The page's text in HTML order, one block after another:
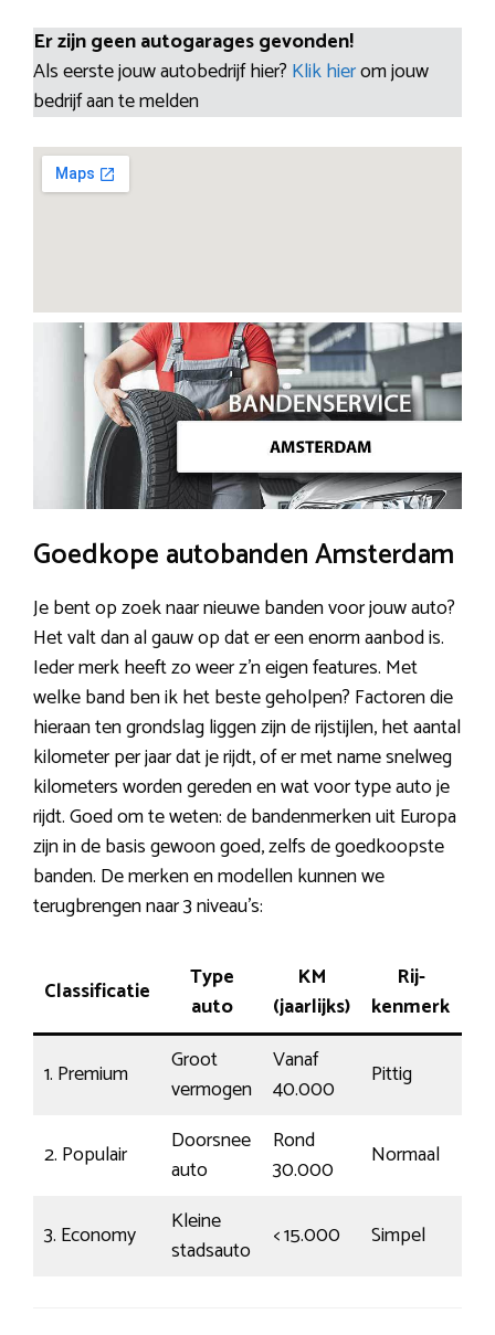
Er zijn geen autogarages gevonden!
Als eerste jouw autobedrijf hier? Klik hierom jouw
bedrijf aan te melden
Goedkope autobanden Amsterdam
Je bent op zoek naar nieuwe banden voor jouw auto?
Het valt dan al gauw op dat er een enorm aanbod is.
Ieder merk heeft zo weer z’n eigen features. Met
welke band ben ik het beste geholpen? Factoren die
hieraan ten grondslag liggen zijn de rijstijlen, het aantal
kilometer per jaar dat je rijdt, of er met name snelweg
kilometers worden gereden en wat voor type auto je
rijdt. Goed om te weten: de bandenmerken uit Europa
zijn in de basis gewoon goed, zelfs de goedkoopste
banden. De merken en modellen kunnen we
terugbrengen naar 3 niveau’s:
Classificatie
Type
auto
KM
(jaarlijks)
Rij-
kenmerk
1. Premium
Groot
vermogen
Vanaf
40.000
Pittig
2. Populair
Doorsnee
auto
Rond
30.000
Normaal
3. Economy
Kleine
stadsauto
< 15.000 Simpel